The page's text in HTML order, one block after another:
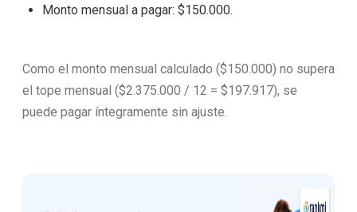
Monto mensual a pagar: $150.000.
Como el monto mensual calculado ($150.000) no supera
el tope mensual ($2.375.000 / 12 = $197.917), se
puede pagar íntegramente sin ajuste.